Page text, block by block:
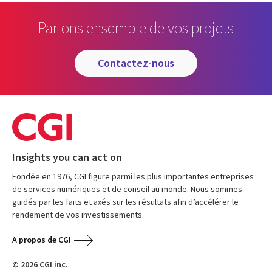
Parlons ensemble de vos projets
contactez-nous
Insights you can act on
Fondée en 1976, CGI figure parmi les plus importantes entreprises
de services numériques et de conseil au monde. Nous sommes
guidés par les faits et axés sur les résultats afin d’accélérer le
rendement de vos investissements.
A propos de CGI
© 2026 CGI inc.